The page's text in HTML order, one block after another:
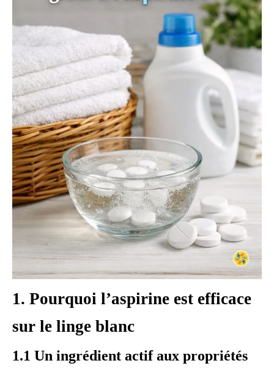
1. Pourquoi l’aspirine est efficace
sur le linge blanc
1.1 Un ingrédient actif aux propriétés